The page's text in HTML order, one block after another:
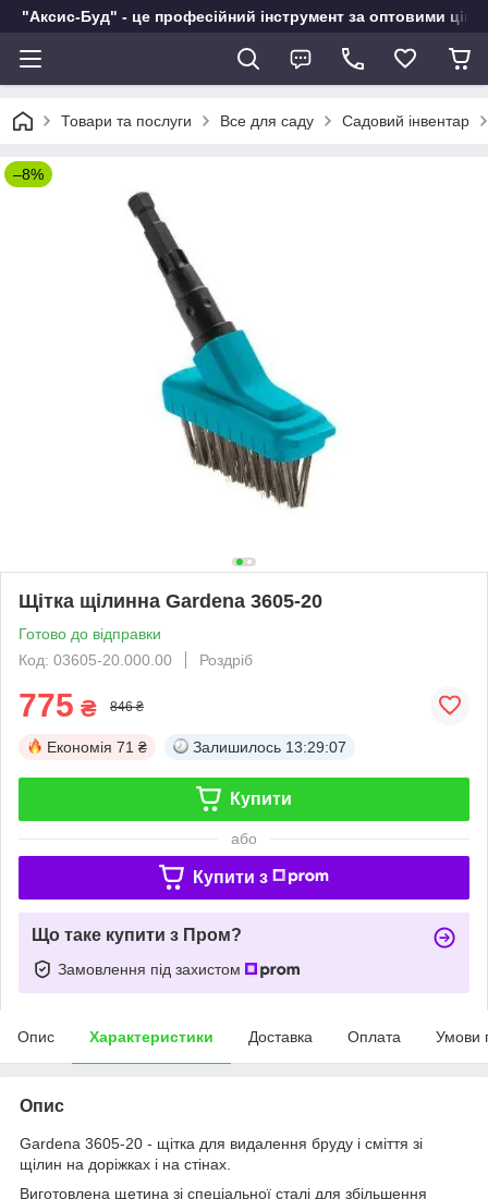
"Аксис-Буд" - це професійний інструмент за оптовими
Товари та послуги Все для саду Садовий інвентар
–8%
Щітка щілинна Gardena 3605-20
Готово до відправки
Код: 03605-20.000.00
Роздріб
775 ₴ 846 ₴
Економія 71 ₴ Залишилось 13:29:07
Купити
або
Купити з
Що таке купити з Пром?
Замовлення під захистом
Опис Характеристики Доставка Оплата Умови
Опис
Gardena 3605-20 - щітка для видалення бруду і сміття зі
щілин на доріжках і на стінах.
Виготовлена щетина зі спеціальної сталі для збільшення